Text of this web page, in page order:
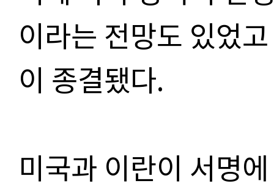
이라는 전망도 있었
이 종결됐다.
미국과 이란이 서명